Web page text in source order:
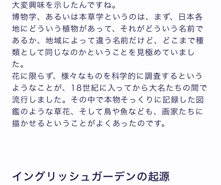
大変興味を示したんですね。
博物学、あるいは本草学というのは、まず、日本各
地にどういう植物があって、それがどういう名前で
あるか、地域によって違う名前だけど、どこまで種
類として同じなのかということを見極めていまし
た。
花に限らず、様々なものを科学的に調査するという
ようなことが、18世紀に入ってから大名たちの間で
流行しました。その中で本物そっくりに記録した図
鑑のような草花、そして鳥や魚なども、画家たちに
描かせるということがよくあったのです。
イングリッシュガーデンの起源